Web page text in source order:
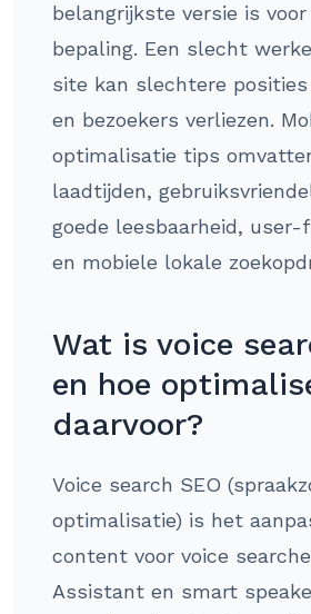
belangrijkste versie is
bepaling. Een slecht
site kan slechtere posities
en bezoekers verliezen.
optimalisatie tips
laadtijden,
goede leesbaarheid, user-
en mobiele lokale
Wat is voice
en hoe
daarvoor?
Voice search SEO
optimalisatie) is het
content voor voice
Assistant en smart